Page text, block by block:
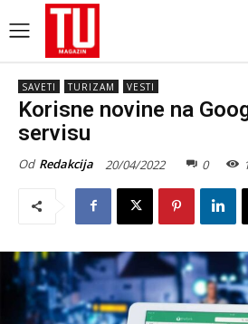
SAVETI TURIZAM VESTI
Korisne novine na
servisu
Od Redakcija 20/04/2022 0